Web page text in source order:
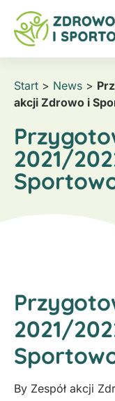
Start > News >
akcji Zdrowo i
2021/
2021/
By Zespół akcji